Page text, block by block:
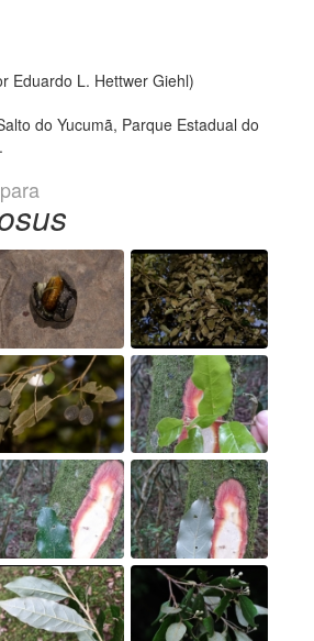
Eduardo L. Hettwer Giehl)
do Yucumã, Parque Estadual do